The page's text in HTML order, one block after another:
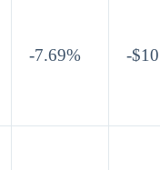
-7.69% -$10